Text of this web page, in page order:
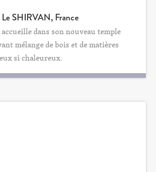
SHIRVAN, France
dans son nouveau temple
mélange de bois et de matières
si chaleureux.